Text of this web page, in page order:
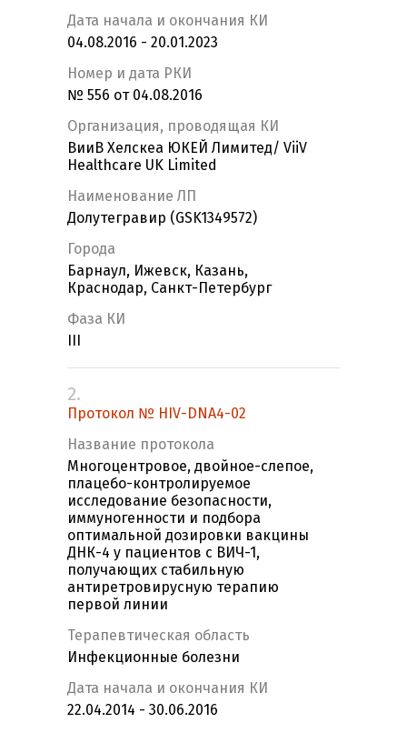
Дата начала и окончания КИ
04.08.2016 - 20.01.2023
Номер и дата РКИ
№ 556 от 04.08.2016
Организация, проводящая КИ
ВииВ Хелскеа ЮКЕЙ Лимитед/ ViiV
Healthcare UK Limited
Наименование ЛП
Долутегравир (GSK1349572)
Города
Барнаул, Ижевск, Казань,
Краснодар, Санкт-Петербург
Фаза КИ
2.
Протокол № HIV-DNA4-02
Название протокола
Многоцентровое, двойное-слепое,
плацебо-контролируемое
исследование безопасности,
иммуногенности и подбора
оптимальной дозировки вакцины
ДНК-4 у пациентов с ВИЧ-1,
получающих стабильную
антиретровирусную терапию
первой линии
Терапевтическая область
Инфекционные болезни
Дата начала и окончания КИ
22.04.2014 - 30.06.2016